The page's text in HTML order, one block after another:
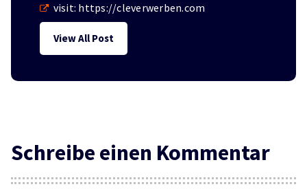
visit: https://cleverwerben.com
View All Post
Schreibe einen Kommentar